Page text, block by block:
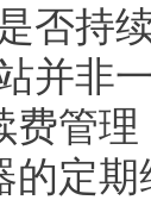
持续
非一
管理
定期